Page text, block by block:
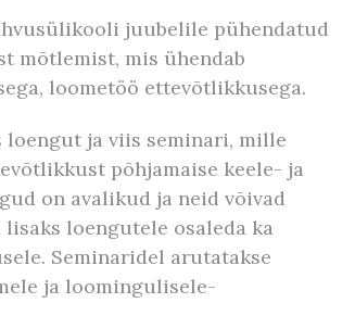
juubelile pühendatud
mõtlemist, mis ühendab
loometöö ettevõtlikkusega.
loengut ja viis seminari, mille
põhjamaise keele- ja
on avalikud ja neid võivad
loengutele osaleda ka
Seminaridel arutatakse
ja loomingulisele-